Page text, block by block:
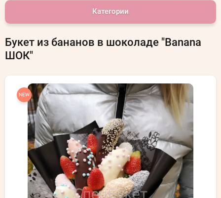
Категории
Букет из бананов в шоколаде "Banana
ШОК"
NEW